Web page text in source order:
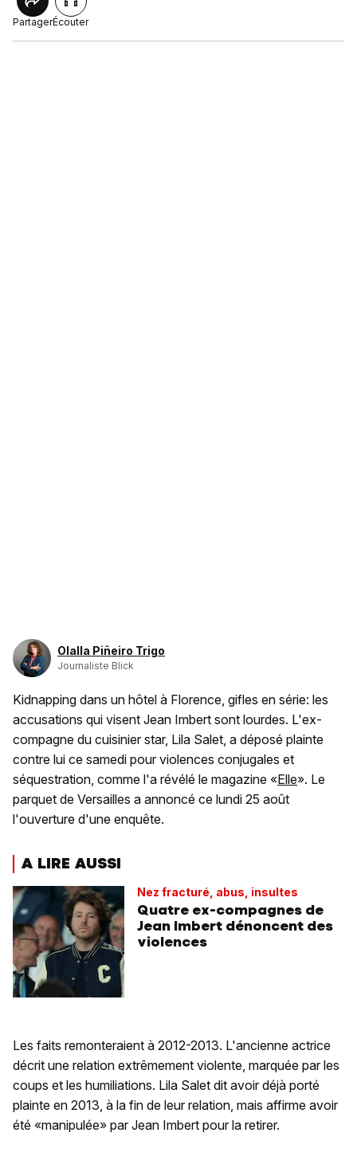
PartagerÉcouter
Olalla Piñeiro Trigo
Journaliste Blick
Kidnapping dans un hôtel à Florence, gifles en série: les
accusations qui visent Jean Imbert sont lourdes. L'ex-
compagne du cuisinier star, Lila Salet, a déposé plainte
contre lui ce samedi pour violences conjugales et
séquestration, comme l'a révélé le magazine «Elle». Le
parquet de Versailles a annoncé ce lundi 25 août
l'ouverture d'une enquête.
A LIRE AUSSI
Nez fracturé, abus, insultes
Quatre ex-compagnes de
Jean Imbert dénoncent des
violences
Les faits remonteraient à 2012-2013. L'ancienne actrice
décrit une relation extrêmement violente, marquée par les
coups et les humiliations. Lila Salet dit avoir déjà porté
plainte en 2013, à la fin de leur relation, mais affirme avoir
été «manipulée» par Jean Imbert pour la retirer.